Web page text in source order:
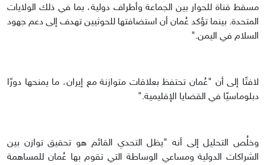
مسقط قناة للحوار بين الجماعة وأطراف دولية، بما في ذلك الولايات
المتحدة. بينما تؤكد عُمان أن استضافتها للحوثيين تهدف إلى دعم جهود
السلام في اليمن."
لافتًا إلى أن "عُمان تحتفظ بعلاقات متوازنة مع إيران، ما يمنحها دورًا
دبلوماسيًا في القضايا الإقليمية."
وخلُص التحليل إلى أنه "يظل التحدي القائم هو تحقيق توازن بين
الشراكات الدولية ومساعي الوساطة التي تقوم بها عُمان للمساهمة